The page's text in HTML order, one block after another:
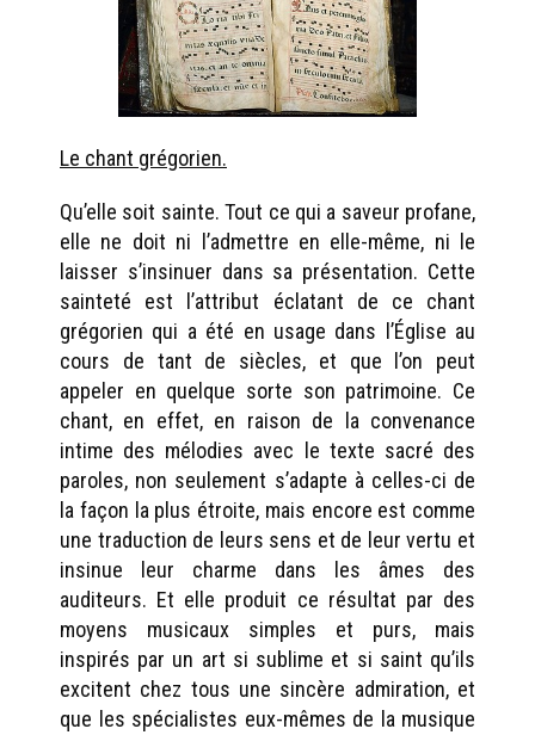
Le chant grégorien.
Qu’elle soit sainte. Tout ce qui a saveur profane,
elle ne doit ni l’admettre en elle-même, ni le
laisser s’insinuer dans sa présentation. Cette
sainteté est l’attribut éclatant de ce chant
grégorien qui a été en usage dans l’Église au
cours de tant de siècles, et que l’on peut
appeler en quelque sorte son patrimoine. Ce
chant, en effet, en raison de la convenance
intime des mélodies avec le texte sacré des
paroles, non seulement s’adapte à celles-ci de
la façon la plus étroite, mais encore est comme
une traduction de leurs sens et de leur vertu et
insinue leur charme dans les âmes des
auditeurs. Et elle produit ce résultat par des
moyens musicaux simples et purs, mais
inspirés par un art si sublime et si saint qu’ils
excitent chez tous une sincère admiration, et
que les spécialistes eux-mêmes de la musique